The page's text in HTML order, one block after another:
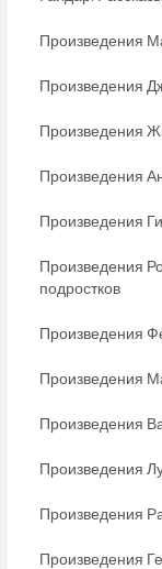
Произведения
Произведения
Произведения
Произведения
Произведения
Произведения
подростков
Произведения
Произведения
Произведения
Произведения
Произведения
Произведения